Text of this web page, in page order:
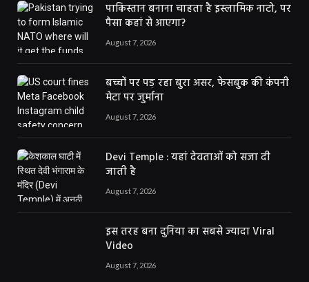
पाकिस्तान बनाना चाहता है इस्लामिक नाटो, पर
पैसा कहां से आएगा?
August 7, 2026
बच्चों पर पड़ रहा बुरा असर, फेसबुक की कंपनी
मेटा पर जुर्माना
August 7, 2026
Devi Temple : यहां देवताओं को सजा दी
जाती है
August 7, 2026
इस तरह बना दुनिया का सबसे ज्यादा Viral
Video
August 7, 2026